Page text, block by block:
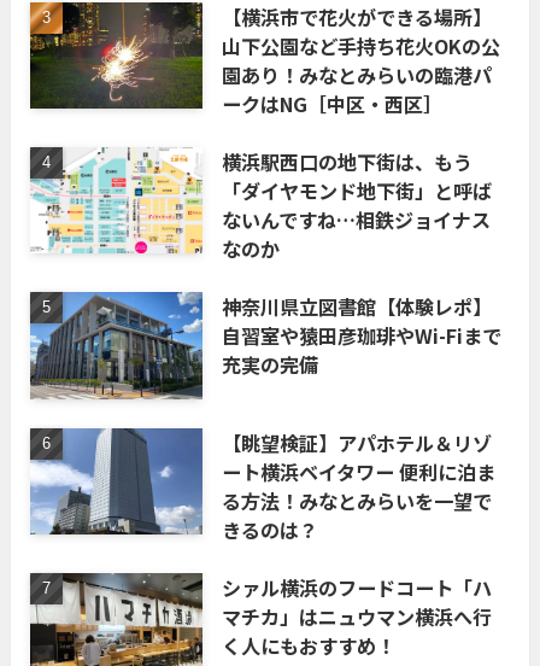
【横浜市で花火ができる場所】
山下公園など手持ち花火OKの公
園あり！みなとみらいの臨港パ
ークはNG［中区・西区］
横浜駅西口の地下街は、もう
「ダイヤモンド地下街」と呼ば
ないんですね…相鉄ジョイナス
なのか
神奈川県立図書館【体験レポ】
自習室や猿田彦珈琲やWi-Fiまで
充実の完備
【眺望検証】アパホテル＆リゾ
ート横浜ベイタワー 便利に泊ま
る方法！みなとみらいを一望で
きるのは？
シァル横浜のフードコート「ハ
マチカ」はニュウマン横浜へ行
く人にもおすすめ！